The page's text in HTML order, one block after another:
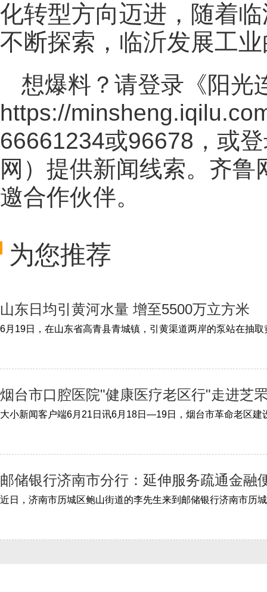
化转型方向迈进，随着
不断探索，临沂发展工
想爆料？请登录《阳光
https://
66661234或96678，或
网 ）提供新闻线索。齐鲁
邀合作伙伴。
为您推荐
山东日均引黄河水量 增至5500万立方米
烟台市口腔医院"健康医疗老区行"走进芝
邮储银行济南市分行：延伸服务疏通金融